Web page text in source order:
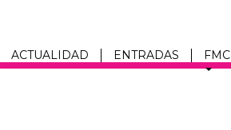
ACTUALIDAD ENTRADAS FMC